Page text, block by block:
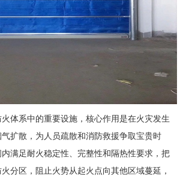
体系中的重要设施，核心作用是在火灾发生
扩散，为人员疏散和消防救援争取宝贵时
满足耐火稳定性、完整性和隔热性要求，把
分区，阻止火势从起火点向其他区域蔓延，